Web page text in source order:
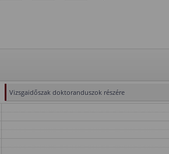
Vizsgaidőszak doktoranduszok részére